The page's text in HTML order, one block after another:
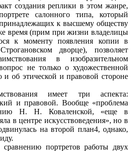
создания реплики в этом жанре,
салонного типа, который
к высшему обществу
время (прим при жизни владелицы
к моменту появления копии в
дворце), позволяет
в изобразительном
не только о художественной
и об этической и правовой стороне
имеет три аспекта:
и правовой. Вообще «проблема
Н. Н. Коваленской, «еще в
в центре искусствоведения», но в
на второй план4, однако,
портретов работы двух